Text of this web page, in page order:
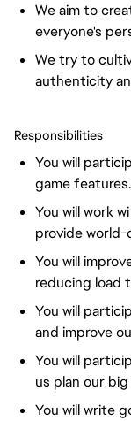
We aim to
everyone's
We try to
authenticity
Responsibilities
You will
game features.
You will work
provide world-
You will
reducing load
You will
and improve
You will
us plan our
You will write